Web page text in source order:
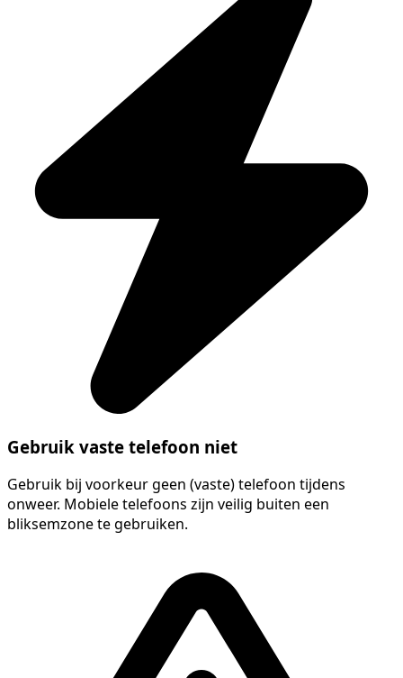
Gebruik vaste telefoon niet
Gebruik bij voorkeur geen (vaste) telefoon tijdens
onweer. Mobiele telefoons zijn veilig buiten een
bliksemzone te gebruiken.